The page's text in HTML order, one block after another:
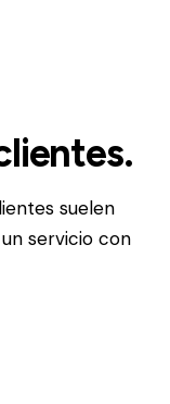
suelen
servicio con